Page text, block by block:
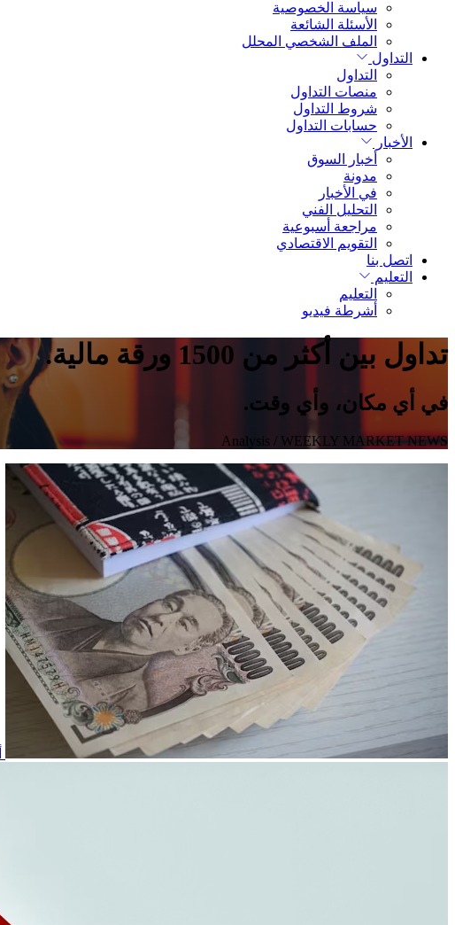
سياسة الخصوصية
الأسئلة الشائعة
الملف الشخصي المحلل
التداول
التداول
منصات التداول
شروط التداول
حسابات التداول
الأخبار
أخبار السوق
مدونة
في الأخبار
التحليل الفني
مراجعة أسبوعية
التقويم الاقتصادي
اتصل بنا
التعليم
التعليم
أشرطة فيديو
تداول بين أكثر من 1500 ورقة مالية.
في أي مكان، وأي وقت.
Analysis / WEEKLY MARKET NEWS